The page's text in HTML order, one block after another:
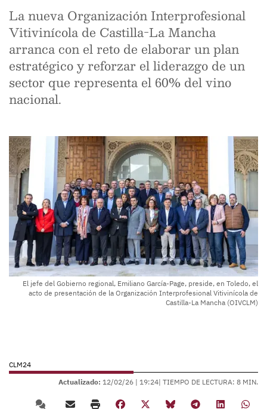
La nueva Organización Interprofesional
Vitivinícola de Castilla-La Mancha
arranca con el reto de elaborar un plan
estratégico y reforzar el liderazgo de un
sector que representa el 60% del vino
nacional.
El jefe del Gobierno regional, Emiliano García-Page, preside, en Toledo, el
acto de presentación de la Organización Interprofesional Vitivinícola de
Castilla-La Mancha (OIVCLM)
CLM24
Actualizado: 12/02/26 | 19:24| TIEMPO DE LECTURA: 8 MIN.